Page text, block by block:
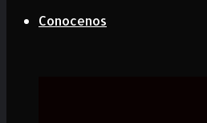
Conocenos